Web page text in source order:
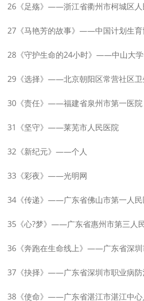
26《足殇》——浙江省衢州市柯城区人
27《马艳芳的故事》——中国计划生育
28《守护生命的24小时》——中山大
29《选择》——北京朝阳区常营社区卫
30《责任》——福建省泉州市第一医院
31《坚守》——莱芜市人民医院
32《新纪元》——个人
33《彩夜》——光明网
34《传递》——广东省佛山市第一人民
35《心?梦》——广东省惠州市第三人
36《奔跑在生命线上》——广东省深圳
37《抉择》——广东省深圳市职业病防
38《使命》——广东省湛江市湛江中心